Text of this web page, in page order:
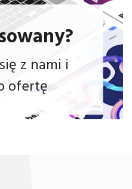
z nami i
ofertę